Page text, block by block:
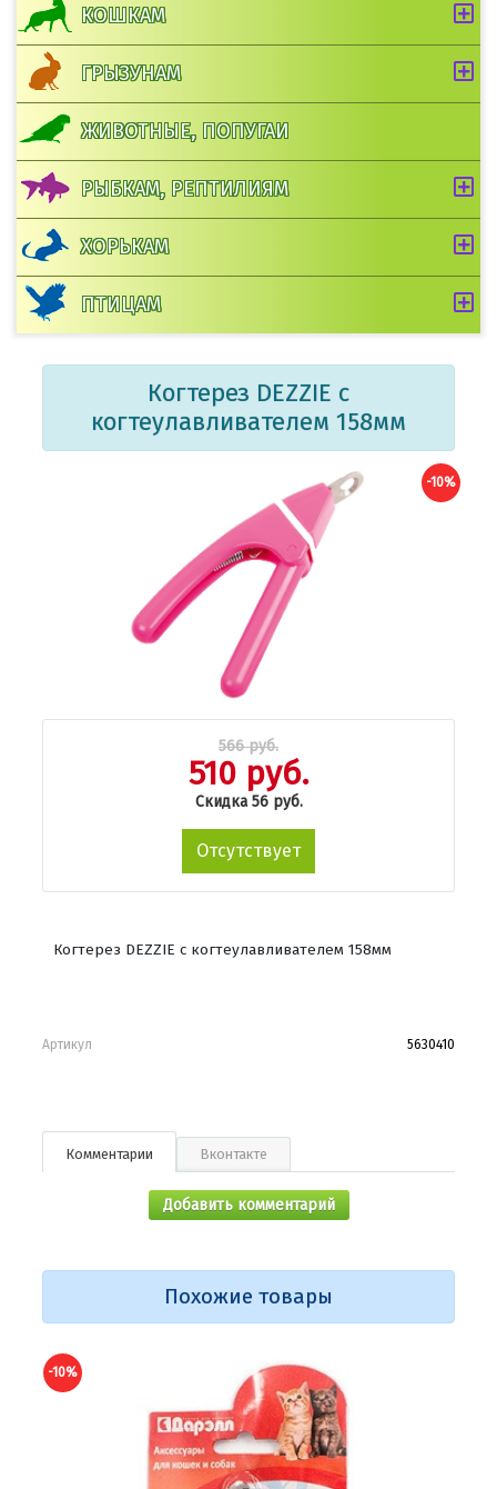
КОШКАМ
ГРЫЗУНАМ
ЖИВОТНЫЕ, ПОПУГАИ
РЫБКАМ, РЕПТИЛИЯМ
ХОРЬКАМ
ПТИЦАМ
Когтерез DEZZIE с
когтеулавливателем 158мм
-10%
566 руб.
510 руб.
Скидка 56 руб.
Отсутствует
Когтерез DEZZIE с когтеулавливателем 158мм
Артикул 5630410
Комментарии Вконтакте
Добавить комментарий
Похожие товары
-10%